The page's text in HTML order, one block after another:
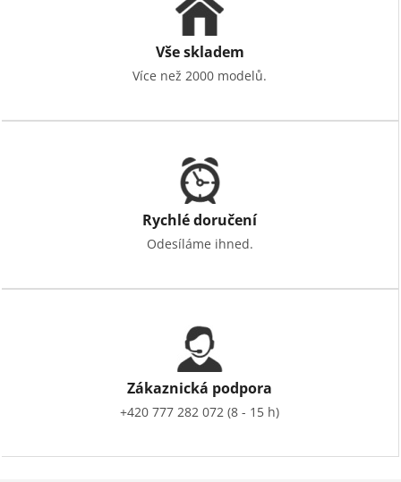
Vše skladem
Více než 2000 modelů.
Rychlé doručení
Odesíláme ihned.
Zákaznická podpora
+420 777 282 072 (8 - 15 h)